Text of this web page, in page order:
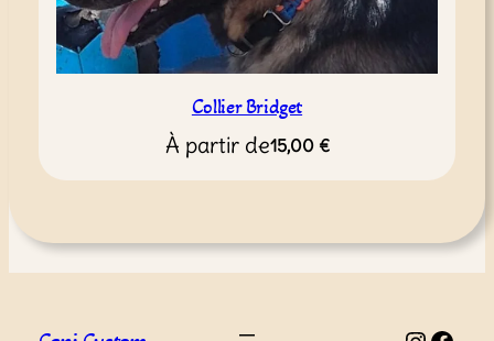
Collier Bridget
À partir de15,00 €